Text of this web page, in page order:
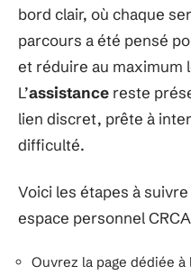
bord clair, où chaque
parcours a été pensé
et réduire au maximum
L’assistance reste
lien discret, prête à
difficulté.
Voici les étapes à
espace personnel
Ouvrez la page dédiée à